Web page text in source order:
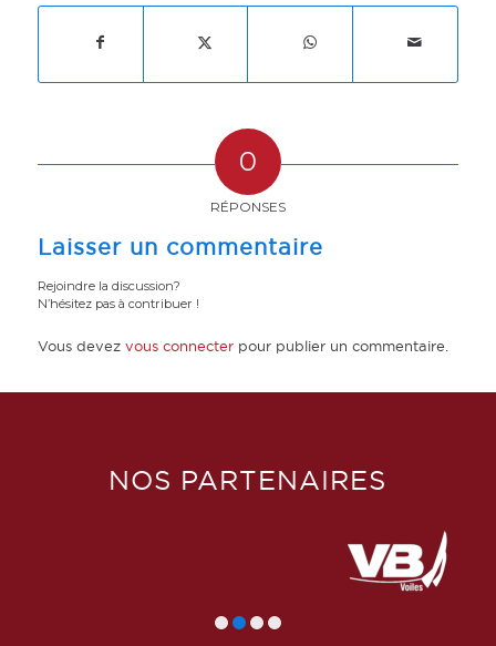
0
RÉPONSES
Laisser un commentaire
Rejoindre la discussion?
N’hésitez pas à contribuer !
Vous devez vous connecterpour publier un commentaire.
NOS PARTENAIRES